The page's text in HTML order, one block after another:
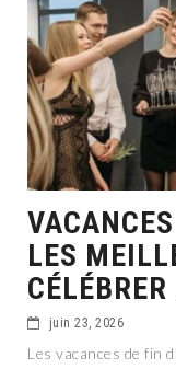
LES
juin 23, 2026
Les vacances de fin